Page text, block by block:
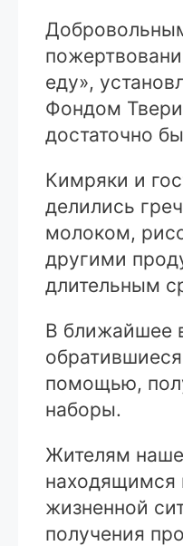
еду»,
Фондом
достаточно
Кимряки и
делились
молоком,
другими
длительным
В ближайшее
помощью,
наборы.
Жителям
находящимся
жизненной
получения